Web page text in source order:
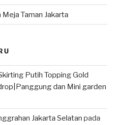
Taman Jakarta
Putih Topping Gold
dan Mini garden
Jakarta Selatan pada